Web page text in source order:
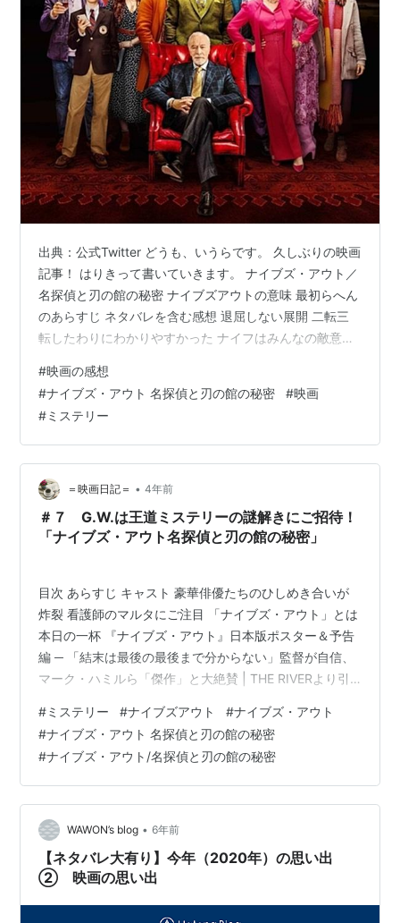
出典：公式Twitter どうも、いうらです。 久しぶりの映画
記事！ はりきって書いていきます。 ナイブズ・アウト／
名探偵と刃の館の秘密 ナイブズアウトの意味 最初らへん
のあらすじ ネタバレを含む感想 退屈しない展開 二転三
転したわりにわかりやすかった ナイフはみんなの敵意？
アウト／名探偵と刃の館の秘密 リンク 2019年に公開さ
れたアメリカの映画です。 ジャンルはミステリーもの。
監督と脚本はライアン・ジョンソン。 この監督の他の作
品と言えば、「BRICK／ブリック」や「LOOPER／ルー
パー」、「スター・ウォーズ／最後のジェダイ」など…
#映画の感想
#ナイブズ・アウト 名探偵と刃の館の秘密 #映画
#ミステリー
＝映画日記＝ • 4年前
＃７ G.W.は王道ミステリーの謎解きにご招待！
「ナイブズ・アウト名探偵と刃の館の秘密」
目次 あらすじ キャスト 豪華俳優たちのひしめき合いが
炸裂 看護師のマルタにご注目 「ナイブズ・アウト」とは
本日の一杯 『ナイブズ・アウト』日本版ポスター＆予告
編 ─ 「結末は最後の最後まで分からない」監督が自信、
マーク・ハミルら「傑作」と大絶賛 | THE RIVERより引
ラン・スロンビーが85歳の誕生日パーティーの翌朝、遺
体で発見される。名探偵ブノワ・ブランは、匿名の人物
からこの事件の調査依頼を受けることになる。パーティ
ーに参加していた資産家の家族や看護師、家政婦ら屋敷
にいた全員が第一容疑者。調査が進むうちに名探偵が家
族のもつれた謎を…
#ミステリー #ナイブズアウト #ナイブズ・アウト
#ナイブズ・アウト 名探偵と刃の館の秘密
#ナイブズ・アウト/名探偵と刃の館の秘密
WAWON’s blog • 6年前
【ネタバレ大有り】今年（2020年）の思い出
② 映画の思い出